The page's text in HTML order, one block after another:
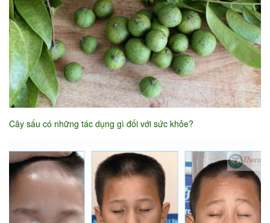
Cây sấu có những tác dụng gì đối với sức khỏe?